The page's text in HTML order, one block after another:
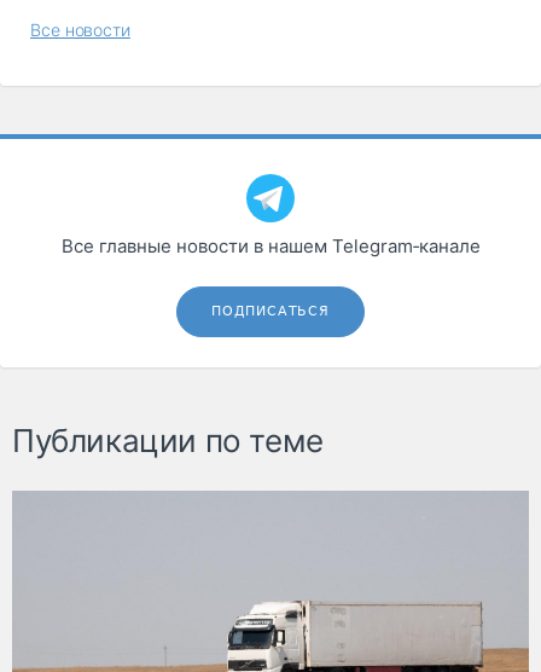
Все новости
Все главные новости в нашем Telegram‑канале
ПОДПИСАТЬСЯ
Публикации по теме